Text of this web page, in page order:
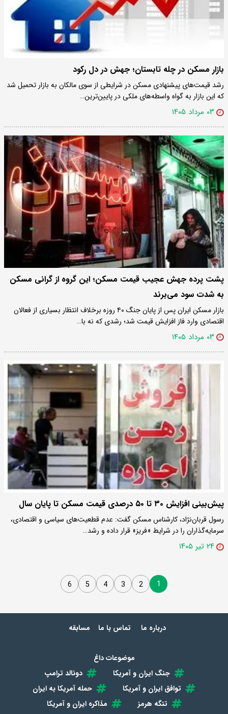
بازار مسکن در چله تابستان؛ جهش در دل رکود
رشد قیمت‌های پیشنهادی مسکن در شرایطی از سوی مالکان به بازار تحمیل شد
که این بازار به گواه واسطه‌های ملکی در پایین‌ترین…
۰۳ مرداد ۱۴۰۵
پشت پرده جهش عجیب قیمت مسکن؛ این گروه از گرانی مسکن
به شدت سود می‌برند
بازار مسکن ایران پس از پایان جنگ ۴۰ روزه برخلاف انتظار بسیاری از فعالان
اقتصادی وارد فاز افزایش قیمت شد؛ رشدی که نه با…
۰۳ مرداد ۱۴۰۵
پیش‌بینی افزایش ۳۰ تا ۵۰ درصدی قیمت مسکن تا پایان سال
رسول قربان‌نژاد، کارشناس مسکن گفت: عدم قطعیت‌های سیاسی و اقتصادی،
سرمایه‌گذاران را در شرایط «فریز» قرار داده و رشد…
۲۴ تیر ۱۴۰۵
1
2
3
4
5
6
درباره ما تماس با ما مسابقه
موضوعات داغ
جنگ ایران و آمریکا
دونالد ترامپ
توافق ایران و آمریکا
حمله آمریکا به ایران
تنگه هرمز
مذاکره ایران و آمریکا